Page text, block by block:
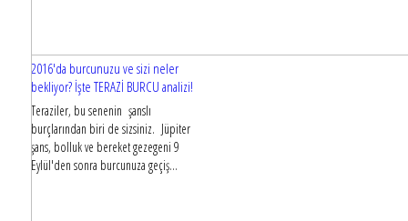
2016'da burcunuzu ve sizi neler
bekliyor? İşte TERAZİ BURCU analizi!
Teraziler, bu senenin şanslı
burçlarından biri de sizsiniz. Jüpiter
şans, bolluk ve bereket gezegeni 9
Eylül'den sonra burcunuza geçiş...